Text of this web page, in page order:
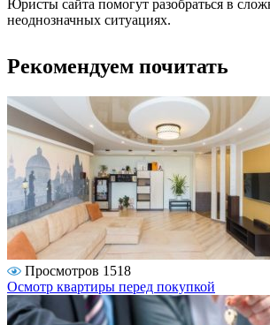
Юристы сайта помогут разобраться в
неоднозначных ситуациях.
Рекомендуем почитать
Просмотров 1518
Осмотр квартиры перед покупкой